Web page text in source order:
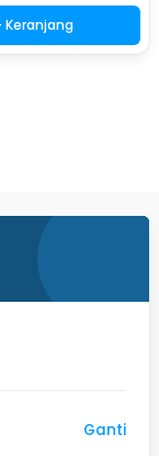
Keranjang
Ganti